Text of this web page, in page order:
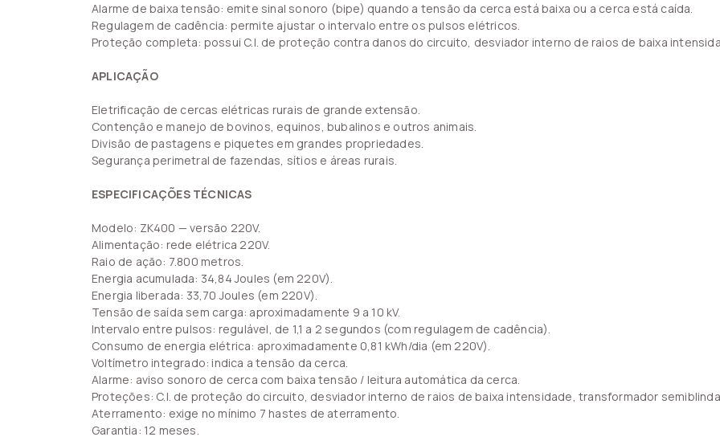
Alarme de baixa tensão: emite sinal sonoro (bipe) quando a tensão da cerca está baixa ou a cerca está caída.
Regulagem de cadência: permite ajustar o intervalo entre os pulsos elétricos.
Proteção completa: possui C.I. de proteção contra danos do circuito, desviador interno de raios de baixa
APLICAÇÃO
Eletrificação de cercas elétricas rurais de grande extensão.
Contenção e manejo de bovinos, equinos, bubalinos e outros animais.
Divisão de pastagens e piquetes em grandes propriedades.
Segurança perimetral de fazendas, sítios e áreas rurais.
ESPECIFICAÇÕES TÉCNICAS
Modelo: ZK400 — versão 220V.
Alimentação: rede elétrica 220V.
Raio de ação: 7.800 metros.
Energia acumulada: 34,84 Joules (em 220V).
Energia liberada: 33,70 Joules (em 220V).
Tensão de saída sem carga: aproximadamente 9 a 10 kV.
Intervalo entre pulsos: regulável, de 1,1 a 2 segundos (com regulagem de cadência).
Consumo de energia elétrica: aproximadamente 0,81 kWh/dia (em 220V).
Voltímetro integrado: indica a tensão da cerca.
Alarme: aviso sonoro de cerca com baixa tensão / leitura automática da cerca.
Proteções: C.I. de proteção do circuito, desviador interno de raios de baixa intensidade, transformador
Aterramento: exige no mínimo 7 hastes de aterramento.
Garantia: 12 meses.